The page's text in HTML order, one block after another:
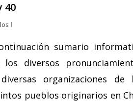
40
sumario
los diversos
organizaciones de
pueblos originarios en